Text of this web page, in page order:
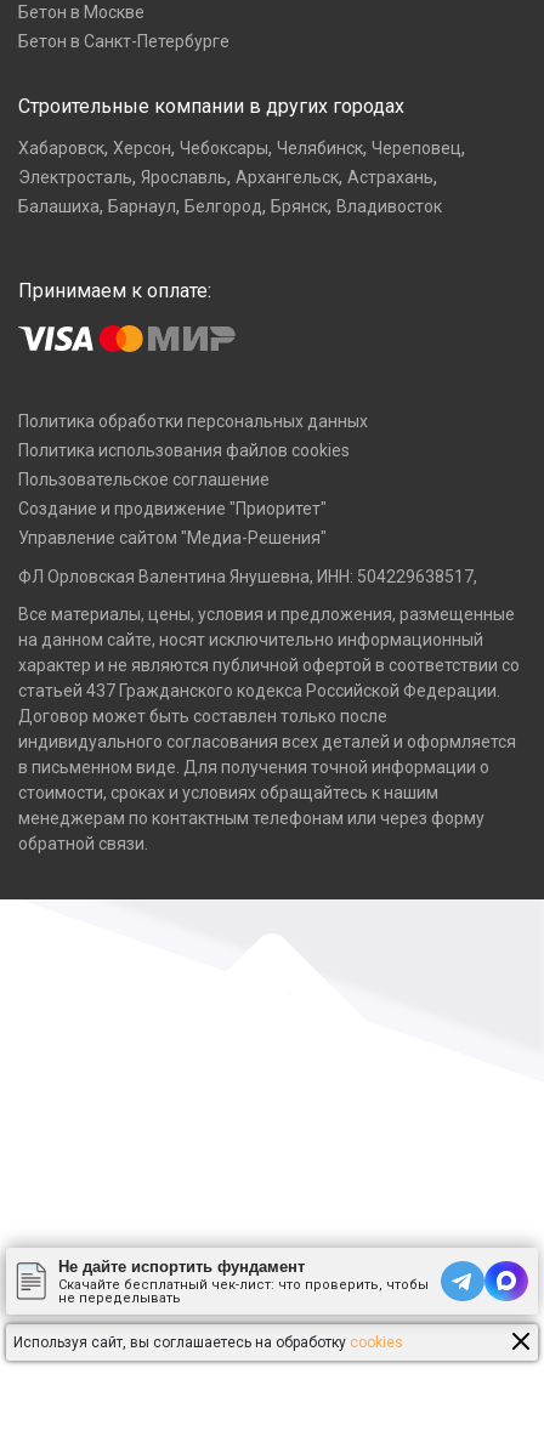
Бетон в Москве
Бетон в Санкт-Петербурге
Строительные компании в других городах
Хабаровск, Херсон, Чебоксары, Челябинск, Череповец,
Электросталь, Ярославль, Архангельск, Астрахань,
Балашиха, Барнаул, Белгород, Брянск, Владивосток
Принимаем к оплате:
Политика обработки персональных данных
Политика использования файлов cookies
Пользовательское соглашение
Создание и продвижение "Приоритет"
Управление сайтом "Медиа-Решения"
ФЛ Орловская Валентина Янушевна, ИНН: 504229638517,
Все материалы, цены, условия и предложения, размещенные
на данном сайте, носят исключительно информационный
характер и не являются публичной офертой в соответствии со
статьей 437 Гражданского кодекса Российской Федерации.
Договор может быть составлен только после
индивидуального согласования всех деталей и оформляется
в письменном виде. Для получения точной информации о
стоимости, сроках и условиях обращайтесь к нашим
менеджерам по контактным телефонам или через форму
обратной связи.
Не дайте испортить фундамент
Скачайте бесплатный чек-лист: что проверить, чтобы
не переделывать
Используя сайт, вы соглашаетесь на обработку cookies